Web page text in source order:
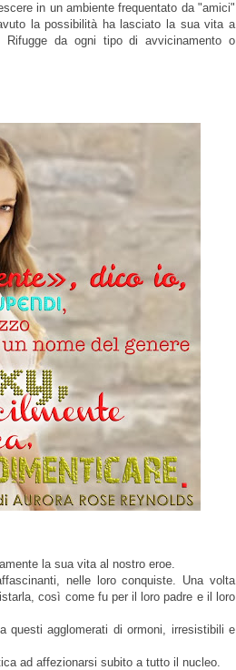
in un ambiente frequentato da "amici"
la possibilità ha lasciato la sua vita a
Rifugge da ogni tipo di avvicinamento o
la sua vita al nostro eroe.
nelle loro conquiste. Una volta
così come fu per il loro padre e il loro
questi agglomerati di ormoni, irresistibili e
ad affezionarsi subito a tutto il nucleo.